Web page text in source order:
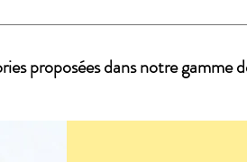
proposées dans notre gamme